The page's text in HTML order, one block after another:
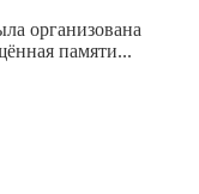
организована
памяти...